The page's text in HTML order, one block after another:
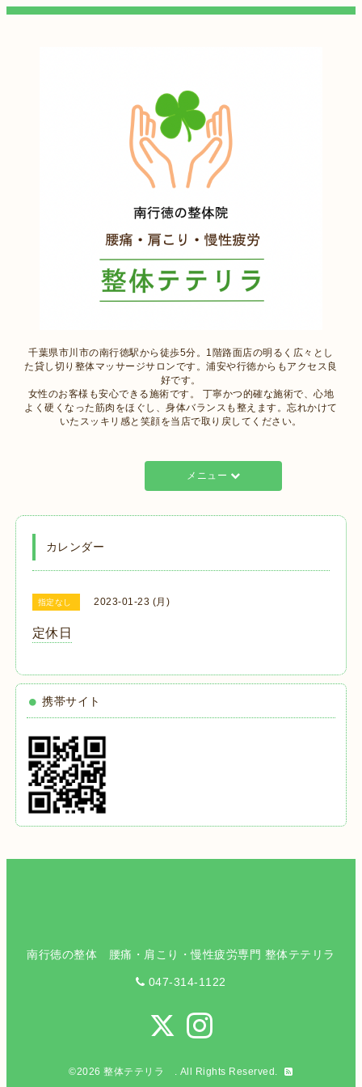
千葉県市川市の南行徳駅から徒歩5分。1階路面店の明るく広々とし
た貸し切り整体マッサージサロンです。浦安や行徳からもアクセス良
好です。
女性のお客様も安心できる施術です。 丁寧かつ的確な施術で、心地
よく硬くなった筋肉をほぐし、身体バランスも整えます。忘れかけて
いたスッキリ感と笑顔を当店で取り戻してください。
メニュー
カレンダー
指定なし 2023-01-23 (月)
定休日
携帯サイト
南行徳の整体 腰痛・肩こり・慢性疲労専門 整体テテリラ
047-314-1122
©2026整体テテリラ . All Rights Reserved.